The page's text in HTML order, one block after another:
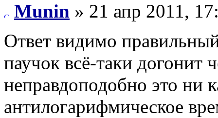
Munin » 21 апр 2011,
Ответ видимо
паучок всё-таки догонит
неправдоподобно это ни
антилогарифмическое